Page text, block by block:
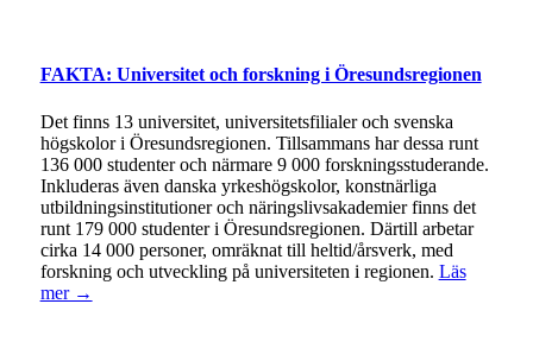
FAKTA: Universitet och forskning i Öresundsregionen
Det finns 13 universitet, universitetsfilialer och svenska
högskolor i Öresundsregionen. Tillsammans har dessa runt
136 000 studenter och närmare 9 000 forskningsstuderande.
Inkluderas även danska yrkeshögskolor, konstnärliga
utbildningsinstitutioner och näringslivsakademier finns det
runt 179 000 studenter i Öresundsregionen. Därtill arbetar
cirka 14 000 personer, omräknat till heltid/årsverk, med
forskning och utveckling på universiteten i regionen. Läs
mer →